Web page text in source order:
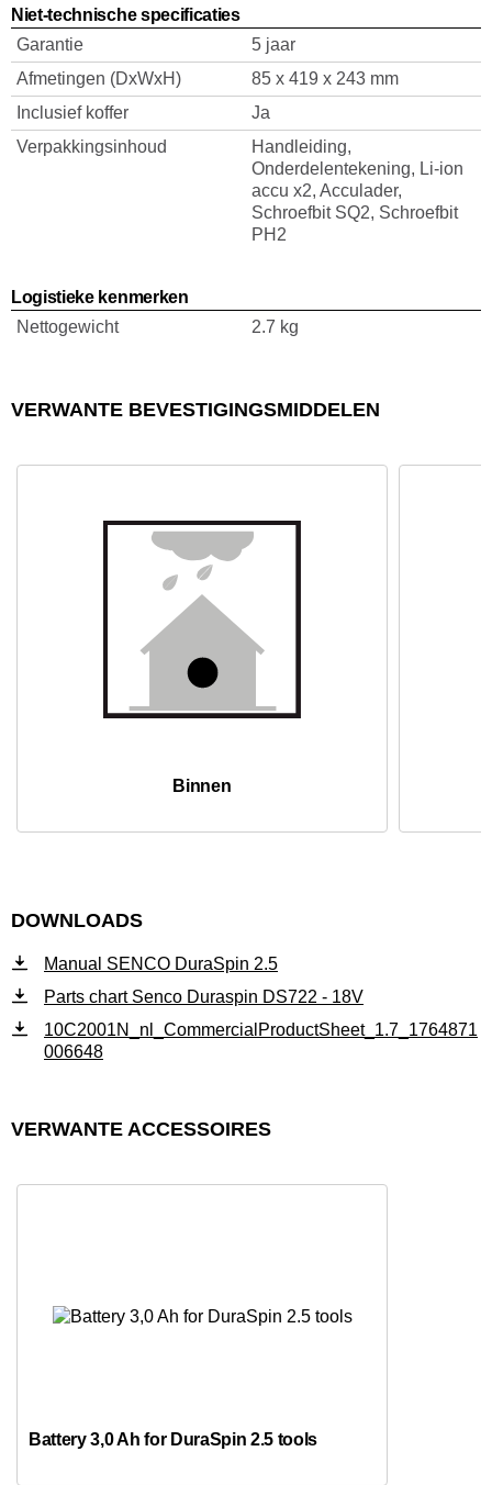
Niet-technische specificaties
Garantie
5 jaar
Afmetingen (DxWxH)
85 x 419 x 243 mm
Inclusief koffer
Ja
Verpakkingsinhoud
Handleiding,
Onderdelentekening, Li-ion
accu x2, Acculader,
Schroefbit SQ2, Schroefbit
PH2
Logistieke kenmerken
Nettogewicht
2.7 kg
VERWANTE BEVESTIGINGSMIDDELEN
Binnen
DOWNLOADS
Manual SENCO DuraSpin 2.5
Parts chart Senco Duraspin DS722 - 18V
10C2001N_nl_CommercialProductSheet_1.7_1764871
006648
VERWANTE ACCESSOIRES
Battery 3,0 Ah for DuraSpin 2.5 tools